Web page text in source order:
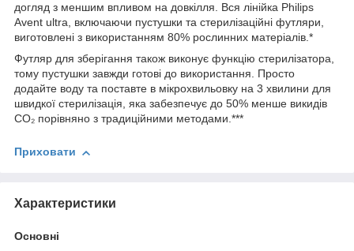
догляд з меншим впливом на довкілля. Вся лінійка Philips
Avent ultra, включаючи пустушки та стерилізаційні футляри,
виготовлені з використанням 80% рослинних матеріалів.*
Футляр для зберігання також виконує функцію стерилізатора,
тому пустушки завжди готові до використання. Просто
додайте воду та поставте в мікрохвильовку на 3 хвилини для
швидкої стерилізація, яка забезпечує до 50% менше викидів
CO₂ порівняно з традиційними методами.***
Приховати
Характеристики
Основні